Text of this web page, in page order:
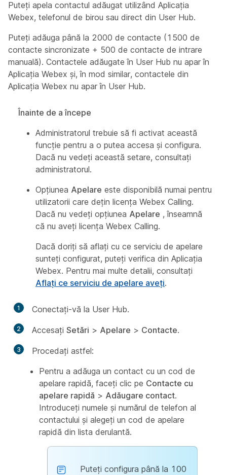
Puteți apela contactul adăugat utilizând Aplicația
Webex, telefonul de birou sau direct din User Hub.
Puteți adăuga până la 2000 de contacte (1500 de
contacte sincronizate + 500 de contacte de intrare
manuală). Contactele adăugate în User Hub nu apar în
Aplicația Webex și, în mod similar, contactele din
Aplicația Webex nu apar în User Hub.
Înainte de a începe
Administratorul trebuie să fi activat această
funcție pentru a o putea accesa și configura.
Dacă nu vedeți această setare, consultați
administratorul.
Opțiunea Apelare este disponibilă numai pentru
utilizatorii care dețin licența Webex Calling.
Dacă nu vedeți opțiunea Apelare , înseamnă
că nu aveți licența Webex Calling.
Dacă doriți să aflați cu ce serviciu de apelare
sunteți configurat, puteți verifica din Aplicația
Webex. Pentru mai multe detalii, consultați
Aflați ce serviciu de apelare aveți.
1 Conectați-vă la User Hub.
2 Accesați Setări > Apelare > Contacte.
3
Procedați astfel:
Pentru a adăuga un contact cu un cod de
apelare rapidă, faceți clic pe Contacte cu
apelare rapidă > Adăugare contact.
Introduceți numele și numărul de telefon al
contactului și alegeți un cod de apelare
rapidă din lista derulantă.
Puteți configura până la 100